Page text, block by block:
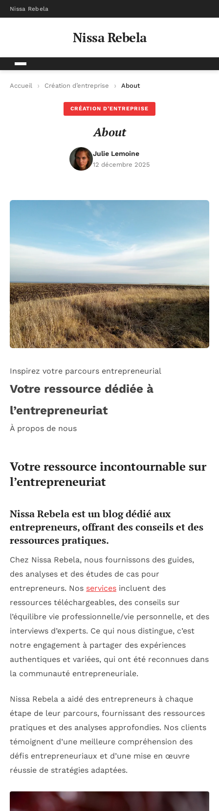
Nissa Rebela
Nissa Rebela
Accueil Création d’entreprise About
CRÉATION D’ENTREPRISE
About
Julie Lemoine
12 décembre 2025
Inspirez votre parcours entrepreneurial
Votre ressource dédiée à
l’entrepreneuriat
À propos de nous
Votre ressource incontournable sur
l’entrepreneuriat
Nissa Rebela est un blog dédié aux
entrepreneurs, offrant des conseils et des
ressources pratiques.
Chez Nissa Rebela, nous fournissons des guides,
des analyses et des études de cas pour
entrepreneurs. Nos services incluent des
ressources téléchargeables, des conseils sur
l’équilibre vie professionnelle/vie personnelle, et des
interviews d’experts. Ce qui nous distingue, c’est
notre engagement à partager des expériences
authentiques et variées, qui ont été reconnues dans
la communauté entrepreneuriale.
Nissa Rebela a aidé des entrepreneurs à chaque
étape de leur parcours, fournissant des ressources
pratiques et des analyses approfondies. Nos clients
témoignent d’une meilleure compréhension des
défis entrepreneuriaux et d’une mise en œuvre
réussie de stratégies adaptées.